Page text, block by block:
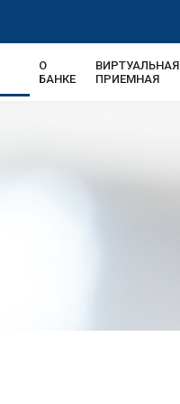
О
БАНКЕ
ВИРТУАЛЬНАЯ
ПРИЕМНАЯ